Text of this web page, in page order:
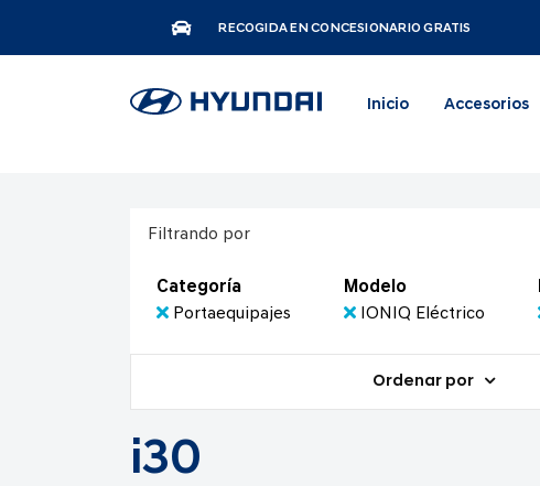
RECOGIDA EN CONCESIONARIO GRATIS
Inicio Accesorios
Filtrando por
Categoría
Portaequipajes
Modelo
IONIQ Eléctrico
Ordenar por
i30